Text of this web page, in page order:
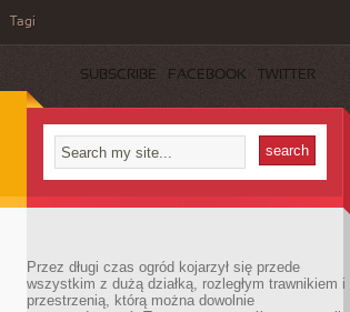
Tagi
SUBSCRIBE FACEBOOK TWITTER
Przez długi czas ogród kojarzył się przede
wszystkim z dużą działką, rozległym trawnikiem i
przestrzenią, którą można dowolnie